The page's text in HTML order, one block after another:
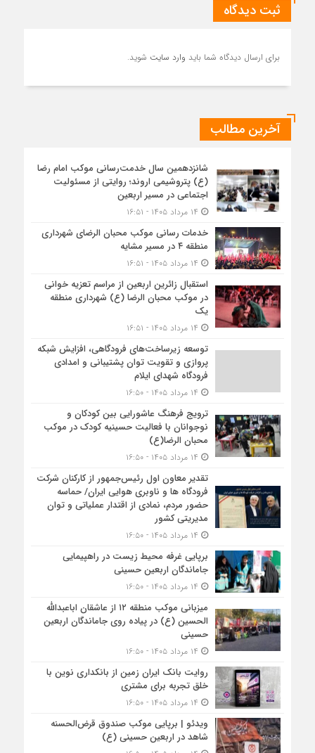
ثبت دیدگاه
برای ارسال دیدگاه شما باید وارد سایت شوید.
آخرین مطالب
شانزدهمین سال خدمت‌رسانی موکب امام رضا
(ع) پتروشیمی اروند؛ روایتی از مسئولیت
اجتماعی در مسیر اربعین
خدمات رسانی موکب محبان الرضای شهرداری
منطقه ۴ در مسیر مشایه
استقبال زائرین اربعین از مراسم تعزیه خوانی
در موکب محبان الرضا (ع) شهرداری منطقه
یک
توسعه زیرساخت‌های فرودگاهی، افزایش شبکه
پروازی و تقویت توان پشتیبانی و امدادی
فرودگاه شهدای ایلام
ترویج فرهنگ عاشورایی بین کودکان و
نوجوانان با فعالیت حسینیه کودک در موکب
محبان الرضا(ع)
تقدیر معاون اول رئیس‌جمهور از کارکنان شرکت
فرودگاه ها و ناوبری هوایی ایران/ حماسه
حضور مردم، نمادی از اقتدار عملیاتی و توان
مدیریتی کشور
برپایی غرفه محیط زیست در راهپیمایی
جاماندگان اربعین حسینی
میزبانی موکب منطقه ۱۲ از عاشقان اباعبدالله
الحسین (ع) در پیاده روی جاماندگان اربعین
حسینی
روایت بانک ایران زمین از بانکداری نوین با
خلق تجربه برای مشتری
ویدئو | برپایی موکب صندوق قرض‌الحسنه
شاهد در اربعین حسینی (ع)